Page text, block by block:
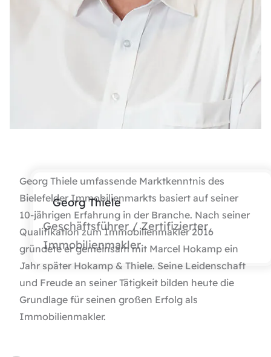
Georg Thiele
Geschäftsführer / Zertifizierter
Immobilienmakler
Georg Thiele umfassende Marktkenntnis des
Bielefelder Immobilienmarkts basiert auf seiner
10-jährigen Erfahrung in der Branche. Nach seiner
Qualifikation zum Immobilienmakler 2016
gründete er gemeinsam mit Marcel Hokamp ein
Jahr später Hokamp & Thiele. Seine Leidenschaft
und Freude an seiner Tätigkeit bilden heute die
Grundlage für seinen großen Erfolg als
Immobilienmakler.